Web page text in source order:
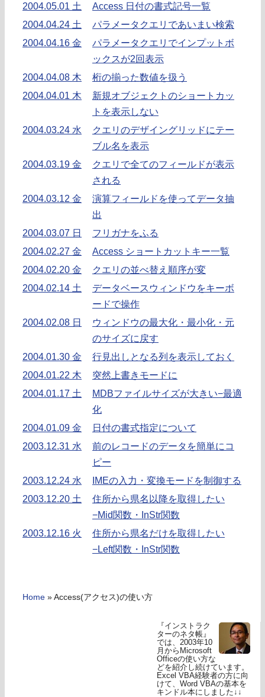
2004.05.01 土
Access 日付の書式記号一覧
2004.04.24 土
パラメータクエリであいまい検索
2004.04.16 金
パラメータクエリでインプットボ
ックスが2回表示
2004.04.08 木
桁の揃った数値を扱う
2004.04.01 木
新規オブジェクトのショートカッ
トを表示しない
2004.03.24 水
クエリのデザイングリッドにテー
ブル名を表示
2004.03.19 金
クエリで全てのフィールドが表示
される
2004.03.12 金
演算フィールドを使ってデータ抽
出
2004.03.07 日
フリガナをふる
2004.02.27 金
Access ショートカットキー一覧
2004.02.20 金
クエリの並べ替え順序が変
2004.02.14 土
データベースウィンドウをキーボ
ードで操作
2004.02.08 日
ウィンドウの最大化・最小化・元
のサイズに戻す
2004.01.30 金
行見出しとなる列を表示しておく
2004.01.22 木
突然上書きモードに
2004.01.17 土
MDBファイルサイズが大きい−最適
化
2004.01.09 金
日付の書式指定について
2003.12.31 水
前のレコードのデータを簡単にコ
ピー
2003.12.24 水
IMEの入力・変換モードを制御する
2003.12.20 土
住所から県名以降を取得したい
−Mid関数・InStr関数
2003.12.16 火
住所から県名だけを取得したい
−Left関数・InStr関数
Home » Access(アクセス)の使い方
『インストラク
ターのネタ帳』
では、2003年10
月からMicrosoft
Officeの使い方な
どを紹介し続けています。
Excel VBA経験者の方に向
けて、Word VBAの基本を
キンドル本にしました↓↓